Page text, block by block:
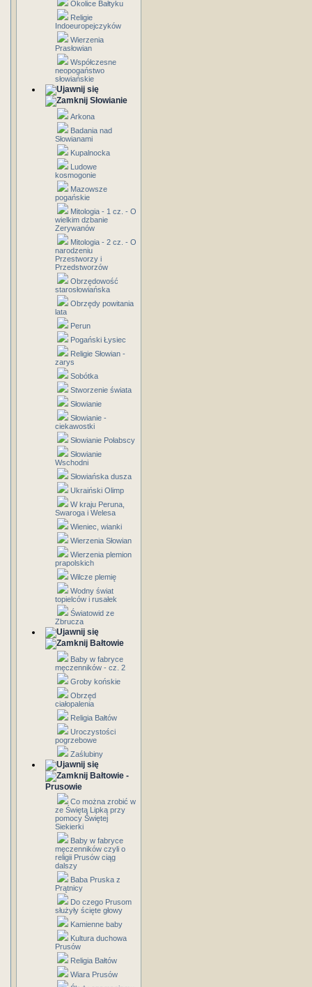
Okolice Bałtyku
Religie
Indoeuropejczyków
Wierzenia
Prasłowian
Współczesne
neopogaństwo
słowiańskie
Słowianie
Arkona
Badania nad
Słowianami
Kupalnocka
Ludowe
kosmogonie
Mazowsze
pogańskie
Mitologia - 1 cz. - O
wielkim dzbanie
Zerywanów
Mitologia - 2 cz. - O
narodzeniu
Przestworzy i
Przedstworzów
Obrzędowość
starosłowiańska
Obrzędy powitania
lata
Perun
Pogański Łysiec
Religie Słowian -
zarys
Sobótka
Stworzenie świata
Słowianie
Słowianie -
ciekawostki
Słowianie Połabscy
Słowianie
Wschodni
Słowiańska dusza
Ukraiński Olimp
W kraju Peruna,
Swaroga i Welesa
Wieniec, wianki
Wierzenia Słowian
Wierzenia plemion
prapolskich
Wilcze plemię
Wodny świat
topielców i rusałek
Światowid ze
Zbrucza
Bałtowie
Baby w fabryce
męczenników - cz. 2
Groby końskie
Obrzęd
ciałopalenia
Religia Bałtów
Uroczystości
pogrzebowe
Zaślubiny
Bałtowie -
Prusowie
Co można zrobić w
ze Świętą Lipką przy
pomocy Świętej
Siekierki
Baby w fabryce
męczenników czyli o
religii Prusów ciąg
dalszy
Baba Pruska z
Prątnicy
Do czego Prusom
służyły ścięte głowy
Kamienne baby
Kultura duchowa
Prusów
Religia Bałtów
Wiara Prusów